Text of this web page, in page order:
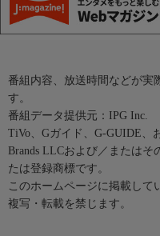
番組内容、放送時間などが実
す。
番組データ提供元：IPG Inc.
TiVo、Gガイド、G-GUIDE、
Brands LLCおよび／またはそ
たは登録商標です。
このホームページに掲載して
複写・転載を禁じます。